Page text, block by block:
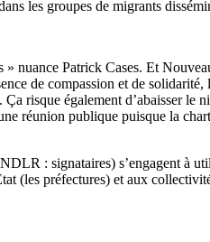
les groupes de migrants
nuance Patrick Cases. Et
de compassion et de
risque également d’abaisser le
réunion publique puisque la
: signataires) s’engagent à
(les préfectures) et aux